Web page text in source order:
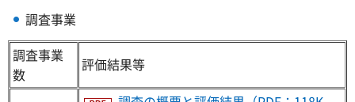
調査事業
調査事業
数
評価結果等